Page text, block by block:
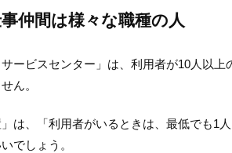
仲間は様々な職種の人
サービスセンター」は、利用者が10人以
ん。
」は、「利用者がいるときは、最低でも1
でしょう。